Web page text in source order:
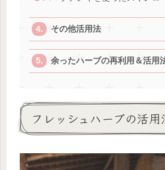
その他活用法
余ったハーブの再利用＆活用
フレッシュハーブの活用